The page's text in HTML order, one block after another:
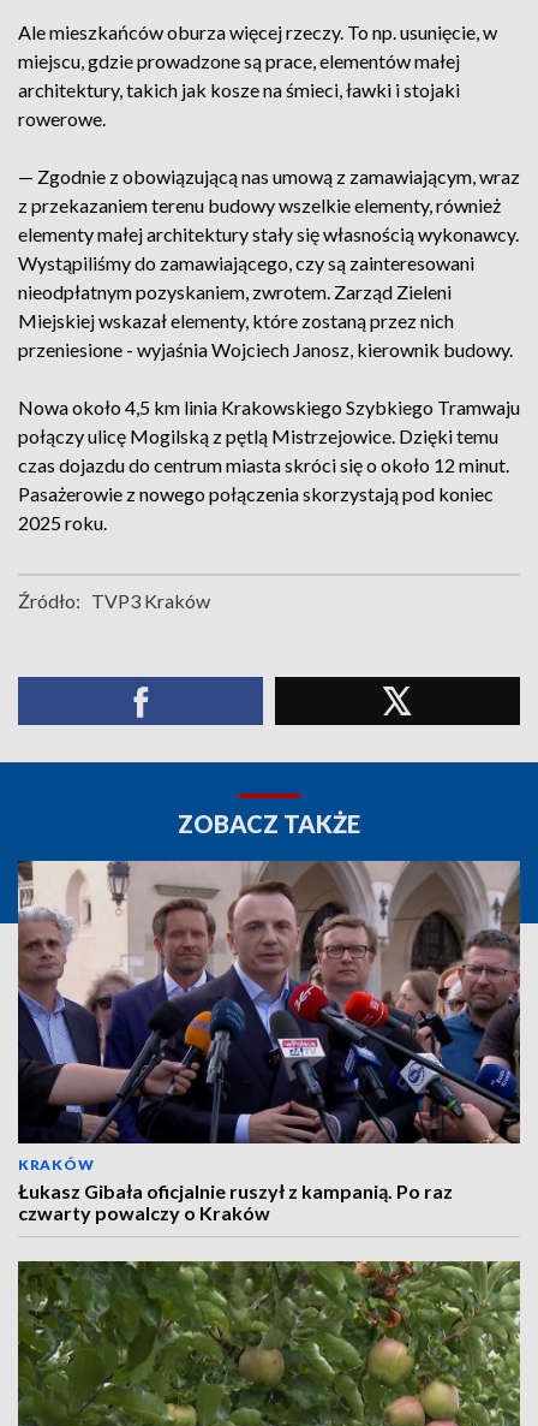
Ale mieszkańców oburza więcej rzeczy. To np. usunięcie, w
miejscu, gdzie prowadzone są prace, elementów małej
architektury, takich jak kosze na śmieci, ławki i stojaki
rowerowe.
— Zgodnie z obowiązującą nas umową z zamawiającym, wraz
z przekazaniem terenu budowy wszelkie elementy, również
elementy małej architektury stały się własnością wykonawcy.
Wystąpiliśmy do zamawiającego, czy są zainteresowani
nieodpłatnym pozyskaniem, zwrotem. Zarząd Zieleni
Miejskiej wskazał elementy, które zostaną przez nich
przeniesione - wyjaśnia Wojciech Janosz, kierownik budowy.
Nowa około 4,5 km linia Krakowskiego Szybkiego Tramwaju
połączy ulicę Mogilską z pętlą Mistrzejowice. Dzięki temu
czas dojazdu do centrum miasta skróci się o około 12 minut.
Pasażerowie z nowego połączenia skorzystają pod koniec
2025 roku.
Źródło: TVP3 Kraków
ZOBACZ TAKŻE
KRAKÓW
Łukasz Gibała oficjalnie ruszył z kampanią. Po raz
czwarty powalczy o Kraków